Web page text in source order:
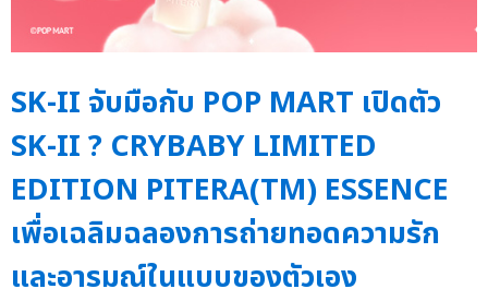
SK-II จับมือกับ POP MART เปิดตัว
SK-II ? CRYBABY LIMITED
EDITION PITERA(TM) ESSENCE
เพื่อเฉลิมฉลองการถ่ายทอดความรัก
และอารมณ์ในแบบของตัวเอง